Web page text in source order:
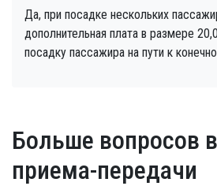
Да, при посадке нескольких
дополнительная плата в размере
посадку пассажира на пути к
Больше вопросов
приема-передачи